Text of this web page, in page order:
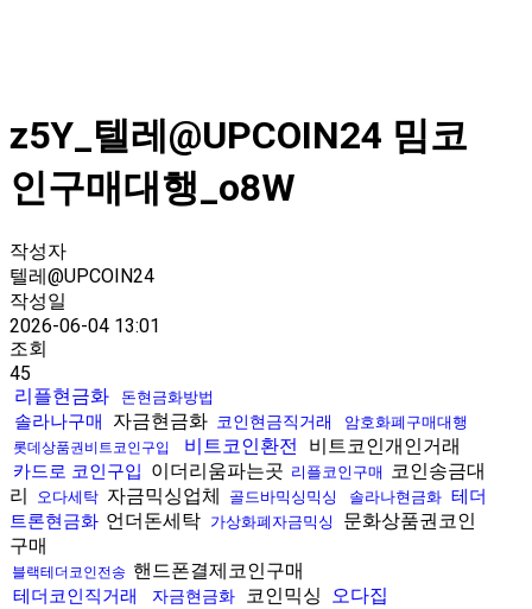
z5Y_텔레@UPCOIN24 밈코
인구매대행_o8W
작성자
텔레@UPCOIN24
작성일
2026-06-04 13:01
조회
45
리플현금화
돈현금화방법
솔라나구매 자금현금화 코인현금직거래 암호화폐구매대행
롯데상품권비트코인구입 비트코인환전 비트코인개인거래
카드로 코인구입 이더리움파는곳 리플코인구매 코인송금대
리
오다세탁 자금믹싱업체 골드바믹싱믹싱 솔라나현금화 테더
트론현금화 언더돈세탁 가상화폐자금믹싱
문화상품권코인
구매
블랙테더코인전송 핸드폰결제코인구매
테더코인직거래 자금현금화 코인믹싱 오다집